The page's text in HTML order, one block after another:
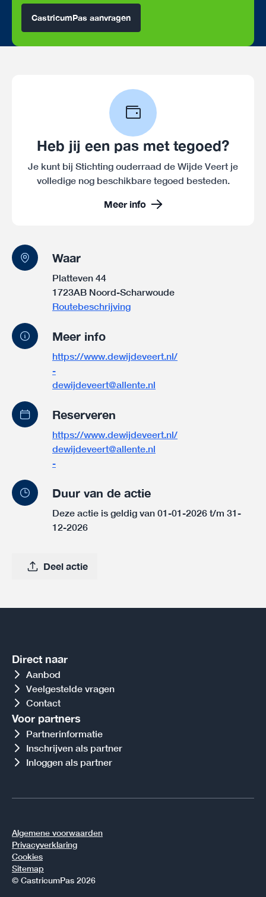
CastricumPas aanvragen
Heb jij een pas met tegoed?
Je kunt bij Stichting ouderraad de Wijde Veert je
volledige nog beschikbare tegoed besteden.
Meer info
Waar
Platteven 44
1723AB Noord-Scharwoude
Routebeschrijving
Meer info
https://www.dewijdeveert.nl/
-
dewijdeveert@allente.nl
Reserveren
https://www.dewijdeveert.nl/
dewijdeveert@allente.nl
-
Duur van de actie
Deze actie is geldig van 01-01-2026 t/m 31-
12-2026
Deel actie
Direct naar
Aanbod
Veelgestelde vragen
Contact
Voor partners
Partnerinformatie
Inschrijven als partner
Inloggen als partner
Algemene voorwaarden
Privacyverklaring
Cookies
Sitemap
© CastricumPas 2026